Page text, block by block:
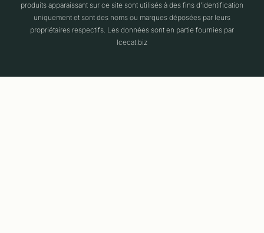
produits apparaissant sur ce site sont utilisés à des fins d'identification
uniquement et sont des noms ou marques déposées par leurs
propriétaires respectifs. Les données sont en partie fournies par
Icecat.biz